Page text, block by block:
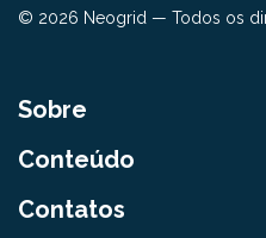
© 2026 Neogrid — Todos os
Sobre
Conteúdo
Contatos